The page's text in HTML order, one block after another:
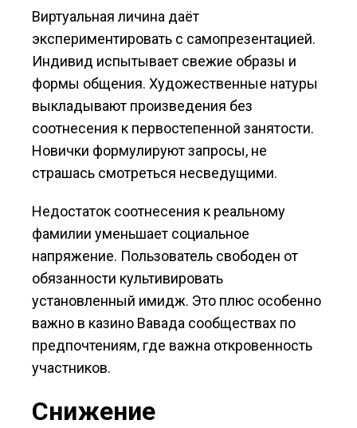
Виртуальная личина даёт
экспериментировать с самопрезентацией.
Индивид испытывает свежие образы и
формы общения. Художественные натуры
выкладывают произведения без
соотнесения к первостепенной занятости.
Новички формулируют запросы, не
страшась смотреться несведущими.
Недостаток соотнесения к реальному
фамилии уменьшает социальное
напряжение. Пользователь свободен от
обязанности культивировать
установленный имидж. Это плюс особенно
важно в казино Вавада сообществах по
предпочтениям, где важна откровенность
участников.
Снижение